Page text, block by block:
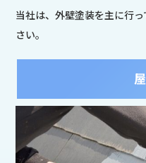
当社は、外壁塗装を主に行
さい。